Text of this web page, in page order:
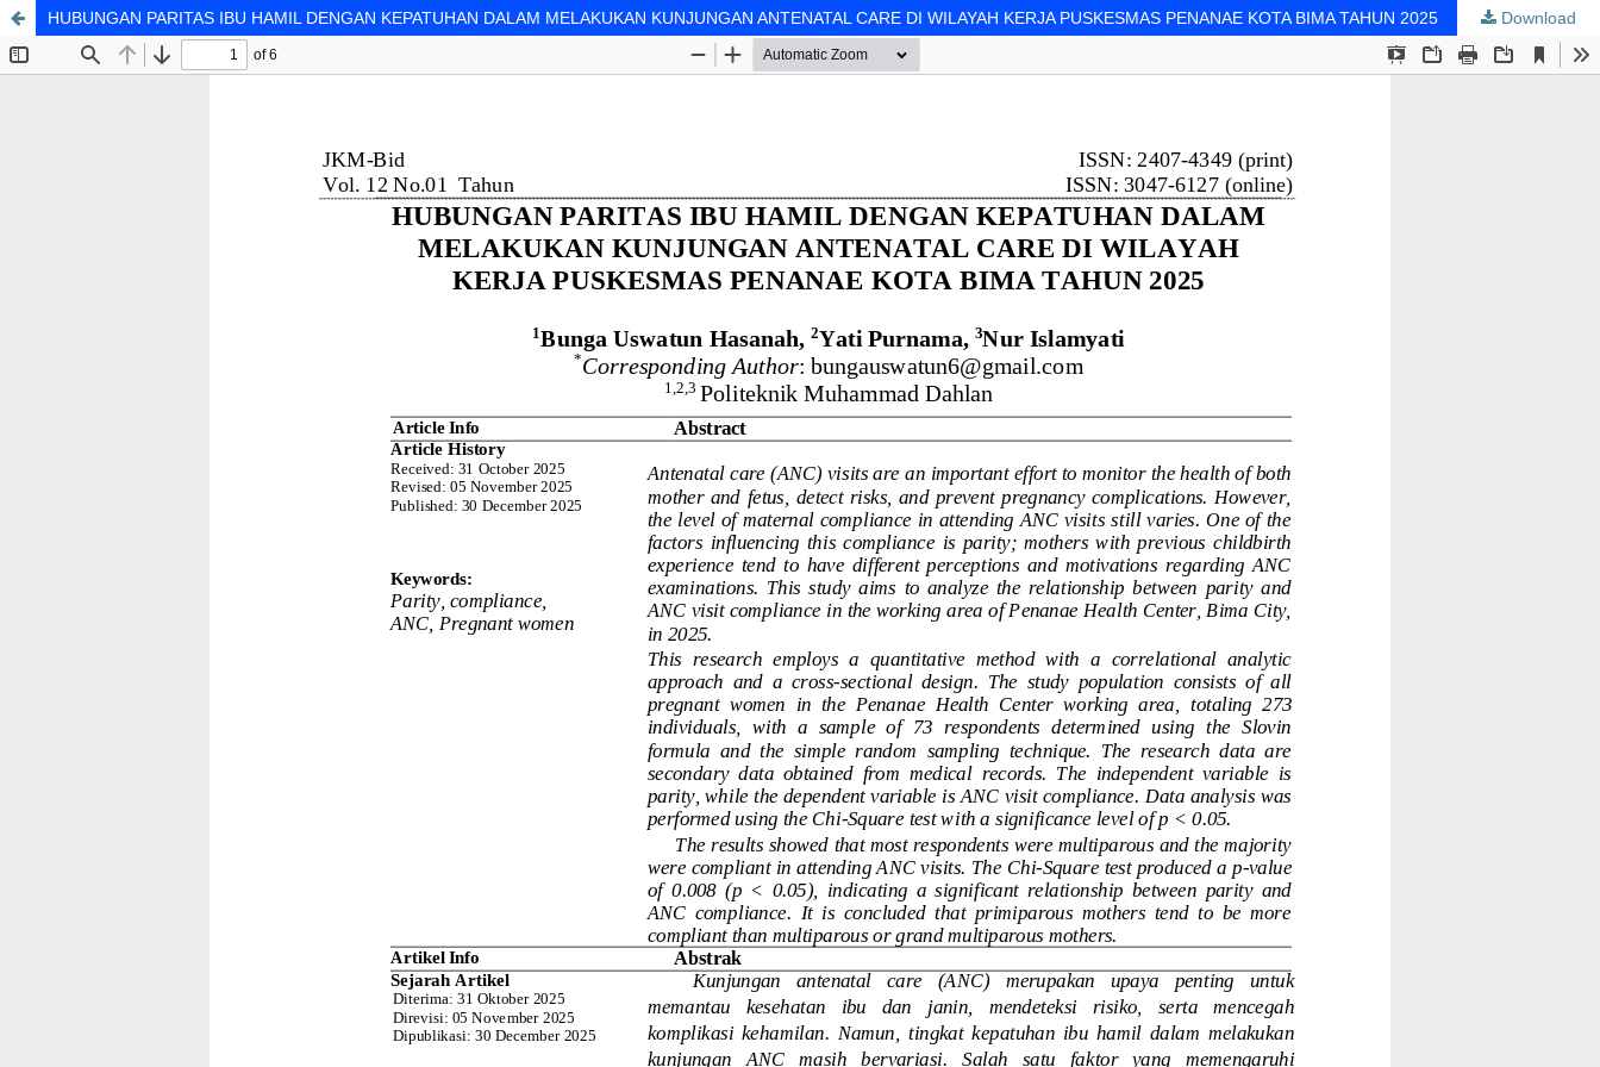
HUBUNGAN PARITAS IBU HAMIL DENGAN KEPATUHAN DALAM MELAKUKAN KUNJUNGAN ANTENATAL CARE DI WILAYAH KERJA PUSKESMAS PENANAE KOTA BIMA TAHUN 2025 Download